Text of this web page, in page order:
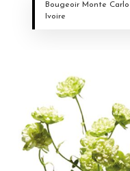
Bougeoir Monte
Ivoire